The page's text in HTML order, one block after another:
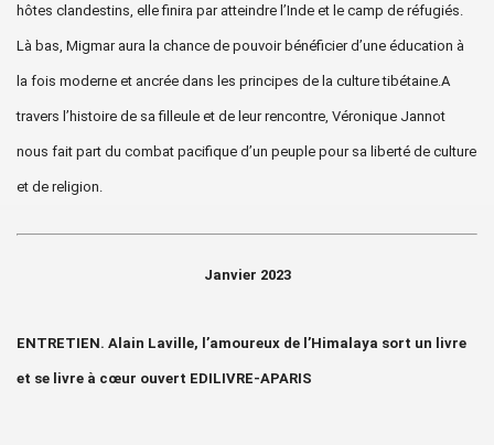
hôtes clandestins, elle finira par atteindre l’Inde et le camp de réfugiés.
Là bas, Migmar aura la chance de pouvoir bénéficier d’une éducation à
la fois moderne et ancrée dans les principes de la culture tibétaine. A
travers l’histoire de sa filleule et de leur rencontre, Véronique Jannot
nous fait part du combat pacifique d’un peuple pour sa liberté de culture
et de religion.
Janvier 2023
ENTRETIEN. Alain Laville, l’amoureux de l’Himalaya sort un livre
et se livre à cœur ouvert EDILIVRE-APARIS